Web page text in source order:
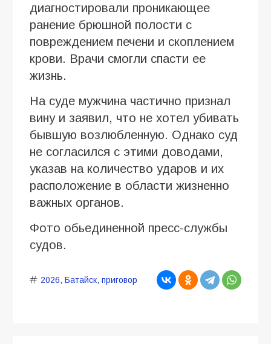
диагностировали проникающее
ранение брюшной полости с
повреждением печени и скоплением
крови. Врачи смогли спасти ее
жизнь.
На суде мужчина частично признал
вину и заявил, что не хотел убивать
бывшую возлюбленную. Однако суд
не согласился с этими доводами,
указав на количество ударов и их
расположение в области жизненно
важных органов.
Фото обьединенной пресс-службы
судов.
2026, Батайск, приговор